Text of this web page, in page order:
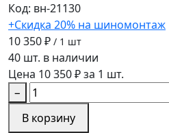
Код: вн-21130
+Скидка 20% на шиномонтаж
10 350 ₽ / 1 шт
40 шт. в наличии
Цена 10 350 ₽ за 1 шт.
−
В корзину